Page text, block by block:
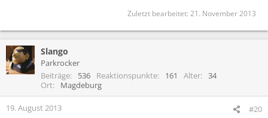
Zuletzt bearbeitet: 21. November 2013
Slango
Parkrocker
Beiträge
536 Reaktionspunkte 161 Alter
34
Ort
Magdeburg
19. August 2013 #20